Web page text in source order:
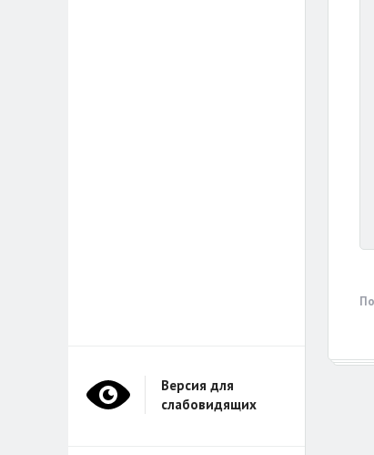
Версия для
слабовидящих